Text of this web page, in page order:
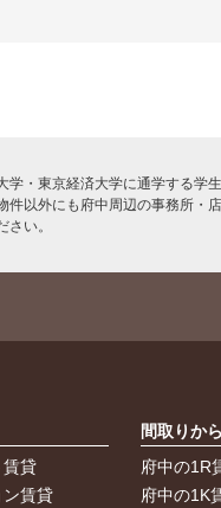
・東京経済大学に通学する学
以外にも府中周辺の事務所・
い。
貸
賃貸
間取りか
府中の1R
府中の1K